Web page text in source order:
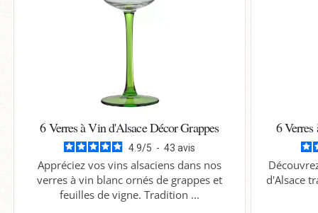
6 Verres à Vin d'Alsace Décor Grappes
4.9/5 - 43 avis
Appréciez vos vins alsaciens dans nos
verres à vin blanc ornés de grappes et
feuilles de vigne. Tradition ...
6
d'Alsace